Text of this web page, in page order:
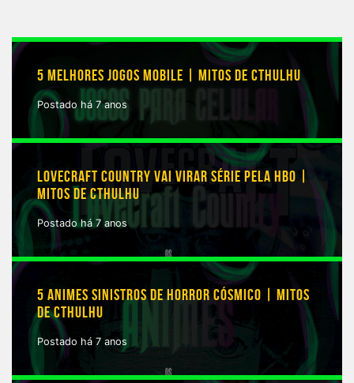
5 MELHORES JOGOS MOBILE | MITOS DE CTHULHU
Postado há 7 anos
LOVECRAFT COUNTRY VAI VIRAR SÉRIE PELA HBO |
MITOS DE CTHULHU
Postado há 7 anos
5 ANIMES SINISTROS DE HORROR CÓSMICO | MITOS
DE CTHULHU
Postado há 7 anos